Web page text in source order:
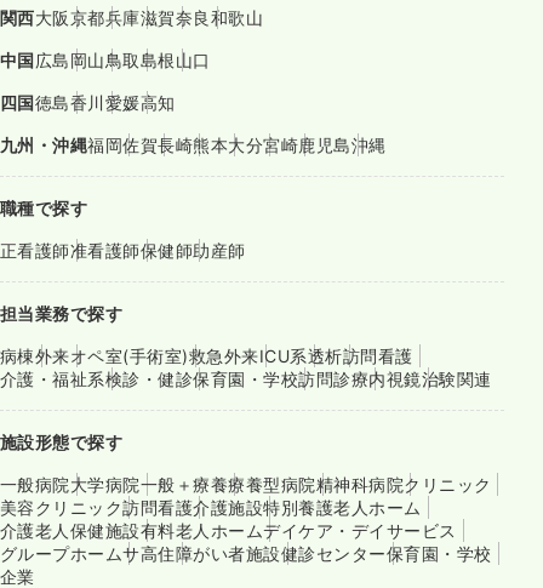
関西大阪京都兵庫滋賀奈良和歌山
中国広島岡山鳥取島根山口
四国徳島香川愛媛高知
九州・沖縄福岡佐賀長崎熊本大分宮崎鹿児島沖縄
職種で探す
正看護師准看護師保健師助産師
担当業務で探す
病棟外来オペ室(手術室)救急外来ICU系透析訪問看護
介護・福祉系検診・健診保育園・学校訪問診療内視鏡治験関連
施設形態で探す
一般病院大学病院一般＋療養療養型病院精神科病院クリニック
美容クリニック訪問看護介護施設特別養護老人ホーム
介護老人保健施設有料老人ホームデイケア・デイサービス
グループホームサ高住障がい者施設健診センター保育園・学校
企業